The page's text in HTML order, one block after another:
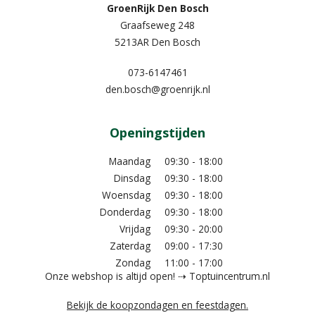
GroenRijk Den Bosch
Graafseweg 248
5213AR Den Bosch
073-6147461
den.bosch@groenrijk.nl
Openingstijden
Maandag
09:30 - 18:00
Dinsdag
09:30 - 18:00
Woensdag
09:30 - 18:00
Donderdag
09:30 - 18:00
Vrijdag
09:30 - 20:00
Zaterdag
09:00 - 17:30
Zondag
11:00 - 17:00
Onze webshop is altijd open! ⇢ Toptuincentrum.nl
Bekijk de koopzondagen en feestdagen.